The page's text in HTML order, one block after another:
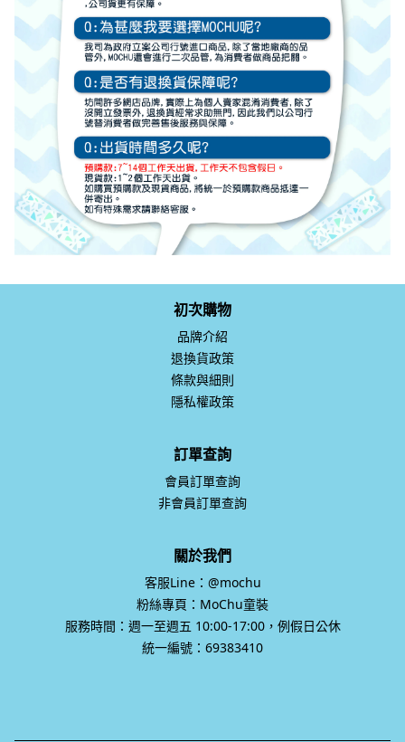
初次購物
品牌介紹
退換貨政策
條款與細則
隱私權政策
訂單查詢
會員訂單查詢
非會員訂單查詢
關於我們
客服Line：@mochu
粉絲專頁：MoChu童裝
服務時間：週一至週五 10:00-17:00，例假日公休
統一編號：69383410